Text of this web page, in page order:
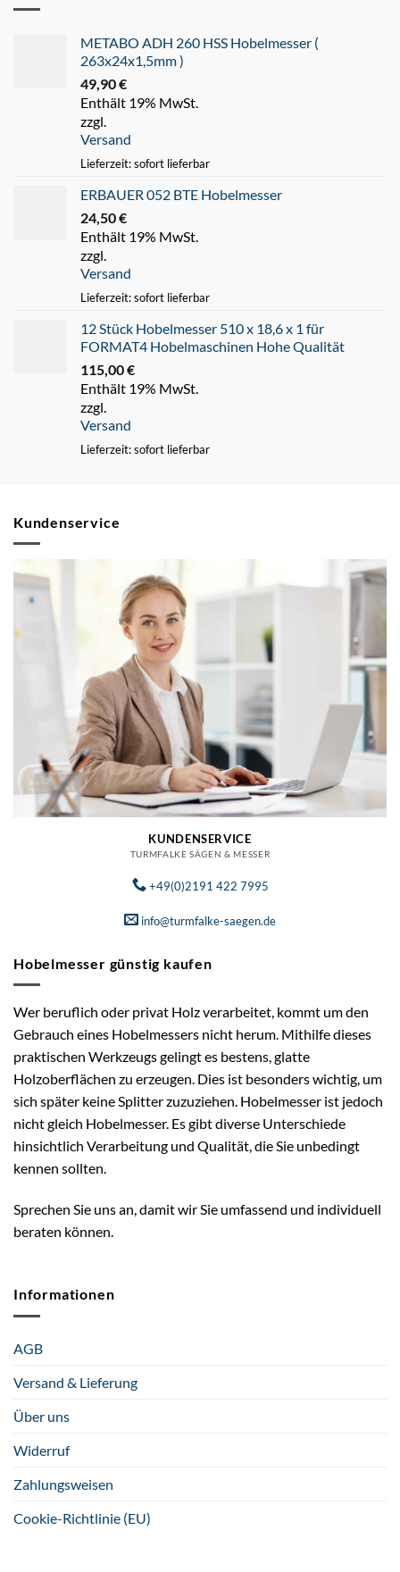
METABO ADH 260 HSS Hobelmesser (
263x24x1,5mm )
49,90€
Enthält 19% MwSt.
zzgl.
Versand
Lieferzeit: sofort lieferbar
ERBAUER 052 BTE Hobelmesser
24,50€
Enthält 19% MwSt.
zzgl.
Versand
Lieferzeit: sofort lieferbar
12 Stück Hobelmesser 510 x 18,6 x 1 für
FORMAT4 Hobelmaschinen Hohe Qualität
115,00€
Enthält 19% MwSt.
zzgl.
Versand
Lieferzeit: sofort lieferbar
Kundenservice
KUNDENSERVICE
TURMFALKE SÄGEN & MESSER
+49(0)2191 422 7995
info@turmfalke-saegen.de
Hobelmesser günstig kaufen
Wer beruflich oder privat Holz verarbeitet, kommt um den
Gebrauch eines Hobelmessers nicht herum. Mithilfe dieses
praktischen Werkzeugs gelingt es bestens, glatte
Holzoberflächen zu erzeugen. Dies ist besonders wichtig, um
sich später keine Splitter zuzuziehen. Hobelmesser ist jedoch
nicht gleich Hobelmesser. Es gibt diverse Unterschiede
hinsichtlich Verarbeitung und Qualität, die Sie unbedingt
kennen sollten.
Sprechen Sie uns an, damit wir Sie umfassend und individuell
beraten können.
Informationen
AGB
Versand & Lieferung
Über uns
Widerruf
Zahlungsweisen
Cookie-Richtlinie (EU)